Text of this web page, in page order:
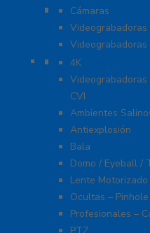
Cámaras
Videograbadoras
Cámaras Y
4K
CVI
Ambientes
Antiexplosión
Bala
Domo / Eyeball /
Lente Motorizado
Ocultas – Pinhole
Profesionales –
PTZ